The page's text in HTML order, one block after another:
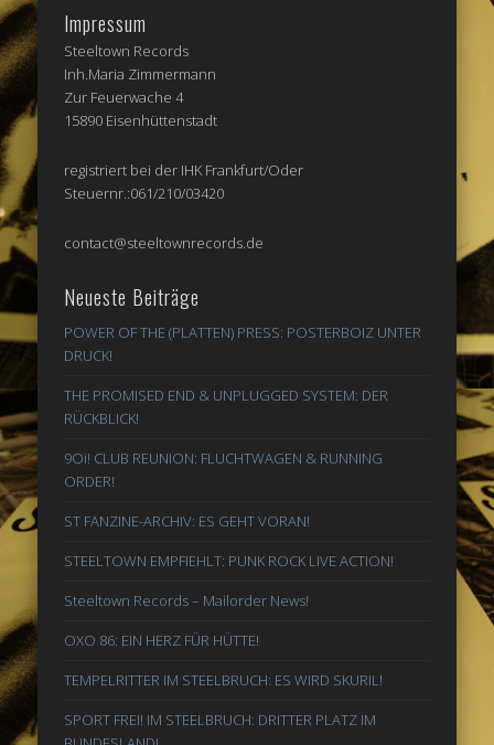
Impressum
Steeltown Records
Inh.Maria Zimmermann
Zur Feuerwache 4
15890 Eisenhüttenstadt
registriert bei der IHK Frankfurt/Oder
Steuernr.:061/210/03420
contact@steeltownrecords.de
Neueste Beiträge
POWER OF THE (PLATTEN) PRESS: POSTERBOIZ UNTER
DRUCK!
THE PROMISED END & UNPLUGGED SYSTEM: DER
RÜCKBLICK!
9Oi! CLUB REUNION: FLUCHTWAGEN & RUNNING
ORDER!
ST FANZINE-ARCHIV: ES GEHT VORAN!
STEELTOWN EMPFIEHLT: PUNK ROCK LIVE ACTION!
Steeltown Records – Mailorder News!
OXO 86: EIN HERZ FÜR HÜTTE!
TEMPELRITTER IM STEELBRUCH: ES WIRD SKURIL!
SPORT FREI! IM STEELBRUCH: DRITTER PLATZ IM